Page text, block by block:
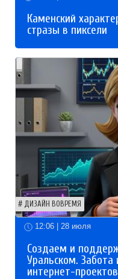
Каменский
стразы в пиксели
ДИЗАЙН ВОВРЕМЯ
12:06 | 28 июля
Создаем и
Уральском.
интернет-проектов